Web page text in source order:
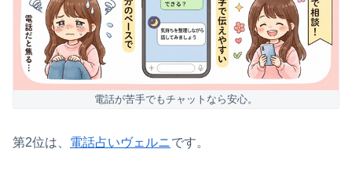
電話が苦手でもチャットなら安心。
第2位は、 電話占いヴェルニです。